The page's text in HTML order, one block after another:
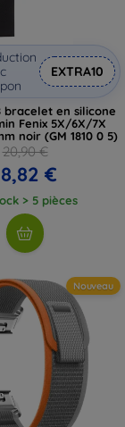
EXTRA10
bracelet en silicone
Fenix 5X/6X/7X
noir (GM 1810 0 5)
20,90 €
€
> 5 pièces
Nouveau